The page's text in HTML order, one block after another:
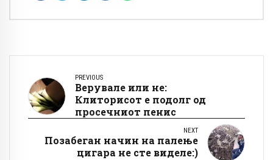
PREVIOUS
Верувале или не:
Клиторисот е подолг од
просечниот пенис
NEXT
Позабеган начин на палење
цигара не сте виделе:)